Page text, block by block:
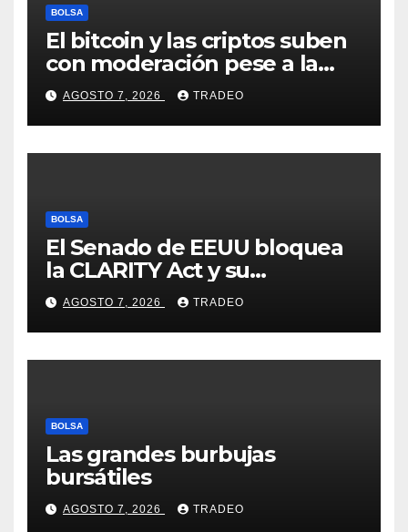
BOLSA
El bitcoin y las criptos suben
con moderación pese a la
incertidumbre en Oriente
Medio
AGOSTO 7, 2026 TRADEO
BOLSA
El Senado de EEUU bloquea
la CLARITY Act y su
aprobación en 2026 peligra
AGOSTO 7, 2026 TRADEO
BOLSA
Las grandes burbujas
bursátiles
AGOSTO 7, 2026 TRADEO